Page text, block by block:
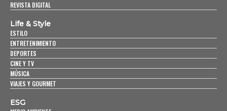
REVISTA DIGITAL
Life & Style
ESTILO
ENTRETENIMIENTO
DEPORTES
CINE Y TV
MÚSICA
VIAJES Y GOURMET
ESG